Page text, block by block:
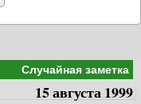
Случайная заметка
15 августа 1999